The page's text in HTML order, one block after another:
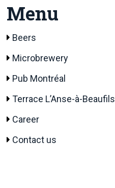
Menu
Beers
Microbrewery
Pub Montréal
Terrace L’Anse-à-Beaufils
Career
Contact us